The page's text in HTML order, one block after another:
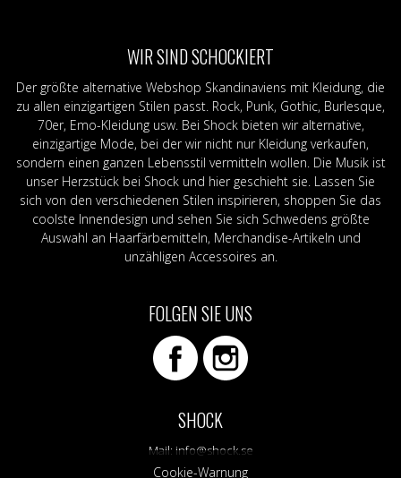
WIR SIND SCHOCKIERT
Der größte alternative Webshop Skandinaviens mit Kleidung, die
zu allen einzigartigen Stilen passt. Rock, Punk, Gothic, Burlesque,
70er, Emo-Kleidung usw. Bei Shock bieten wir alternative,
einzigartige Mode, bei der wir nicht nur Kleidung verkaufen,
sondern einen ganzen Lebensstil vermitteln wollen. Die Musik ist
unser Herzstück bei Shock und hier geschieht sie. Lassen Sie
sich von den verschiedenen Stilen inspirieren, shoppen Sie das
coolste Innendesign und sehen Sie sich Schwedens größte
Auswahl an Haarfärbemitteln, Merchandise-Artikeln und
unzähligen Accessoires an.
FOLGEN SIE UNS
SHOCK
Mail: info@shock.se
Cookie-Warnung